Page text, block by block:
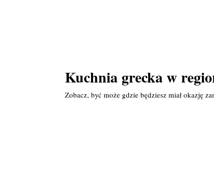
Kuchnia grecka w
Zobacz, być może gdzie będziesz miał okazję